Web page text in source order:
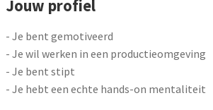
Jouw profiel
- Je bent gemotiveerd
- Je wil werken in een productieomgeving
- Je bent stipt
- Je hebt een echte hands-on mentaliteit